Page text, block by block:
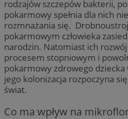
rodzajów szczepów bakterii,
pokarmowy spełnia dla nich
rozmnażania się.
pokarmowym człowieka
narodzin. Natomiast ich
procesem stopniowym i
pokarmowy zdrowego dziecka
jego kolonizacja rozpoczyna
świat.
Co ma wpływ na